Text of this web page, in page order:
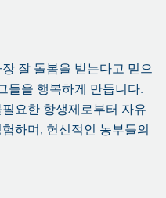
잘 돌봄을 받는다고 믿으
들을 행복하게 만듭니다.
요한 항생제로부터 자유
하며, 헌신적인 농부들의